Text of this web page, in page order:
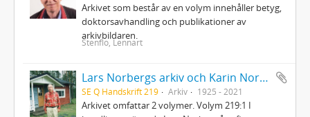
Arkivet som består av en volym innehåller betyg,
doktorsavhandling och publikationer av
arkivbildaren.
Stenflo, Lennart
Lars Norbergs arkiv och Karin Norbergs arkiv
SE Q Handskrift 219 Arkiv 1925 - 2021
Arkivet omfattar 2 volymer. Volym 219:1 I